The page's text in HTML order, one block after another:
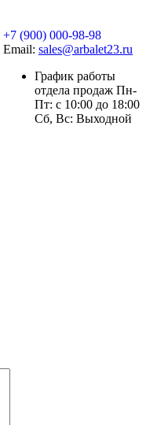
+7 (900) 000-98-98
Email: sales@arbalet23.ru
График работы
отдела продаж Пн-
Пт: с 10:00 до 18:00
Сб, Вс: Выходной